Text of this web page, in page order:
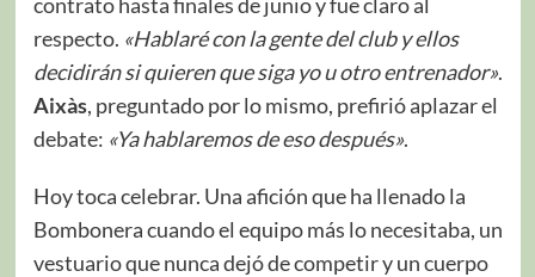
respecto. «Hablaré con la gente del club y ellos
decidirán si quieren que siga yo u otro entrenador».
Aixàs, preguntado por lo mismo, prefirió aplazar el
debate: «Ya hablaremos de eso después».
Hoy toca celebrar. Una afición que ha llenado la
Bombonera cuando el equipo más lo necesitaba, un
vestuario que nunca dejó de competir y un cuerpo